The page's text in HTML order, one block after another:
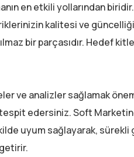
en etkili yollarından
kalitesi ve
bir parçasıdır. Hedef
ve analizler sağlamak
edersiniz. Soft
uyum sağlayarak,